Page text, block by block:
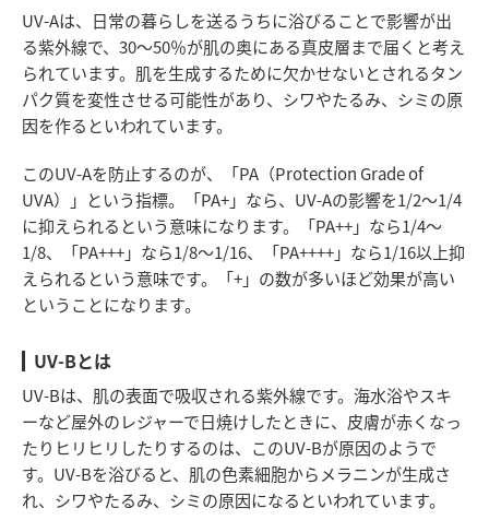
UV-Aは、日常の暮らしを送るうちに浴びることで影響が出
る紫外線で、30～50％が肌の奥にある真皮層まで届くと考え
られています。肌を生成するために欠かせないとされるタン
パク質を変性させる可能性があり、シワやたるみ、シミの原
因を作るといわれています。
このUV-Aを防止するのが、「PA（Protection Grade of
UVA）」という指標。「PA+」なら、UV-Aの影響を1/2～1/4
に抑えられるという意味になります。「PA++」なら1/4～
1/8、「PA+++」なら1/8～1/16、「PA++++」なら1/16以上抑
えられるという意味です。「+」の数が多いほど効果が高い
ということになります。
UV-Bとは
UV-Bは、肌の表面で吸収される紫外線です。海水浴やスキ
ーなど屋外のレジャーで日焼けしたときに、皮膚が赤くなっ
たりヒリヒリしたりするのは、このUV-Bが原因のようで
す。UV-Bを浴びると、肌の色素細胞からメラニンが生成さ
れ、シワやたるみ、シミの原因になるといわれています。